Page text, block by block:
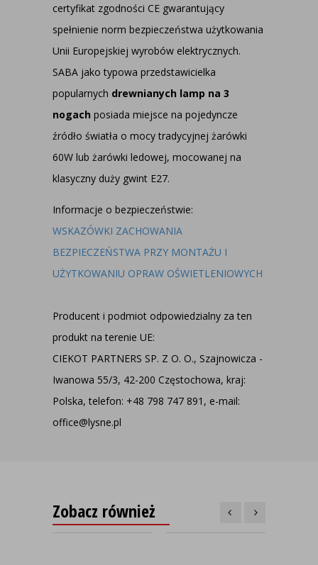
certyfikat zgodności CE gwarantujący
spełnienie norm bezpieczeństwa użytkowania
Unii Europejskiej wyrobów elektrycznych.
SABA jako typowa przedstawicielka
popularnych drewnianych lamp na 3
nogach posiada miejsce na pojedyncze
źródło światła o mocy tradycyjnej żarówki
60W lub żarówki ledowej, mocowanej na
klasyczny duży gwint E27.
Informacje o bezpieczeństwie:
WSKAZÓWKI ZACHOWANIA
BEZPIECZEŃSTWA PRZY MONTAŻU I
UŻYTKOWANIU OPRAW OŚWIETLENIOWYCH
Producent i podmiot odpowiedzialny za ten
produkt na terenie UE:
CIEKOT PARTNERS SP. Z O. O., Szajnowicza -
Iwanowa 55/3, 42-200 Częstochowa, kraj:
Polska, telefon: +48 798 747 891, e-mail:
office@lysne.pl
Zobacz również